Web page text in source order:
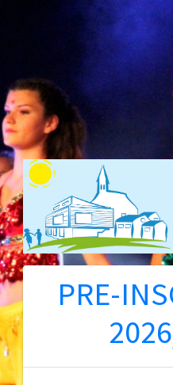
PRE-